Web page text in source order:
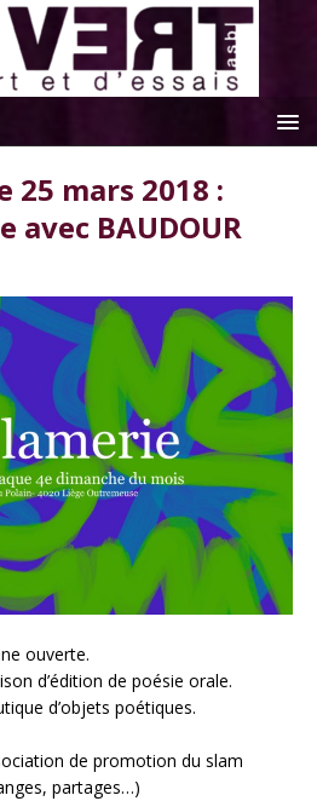
25 mars 2018 :
avec BAUDOUR
ouverte.
d’édition de poésie orale.
d’objets poétiques.
de promotion du slam
partages…)